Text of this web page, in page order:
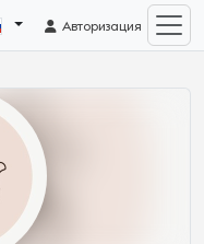
Авторизация